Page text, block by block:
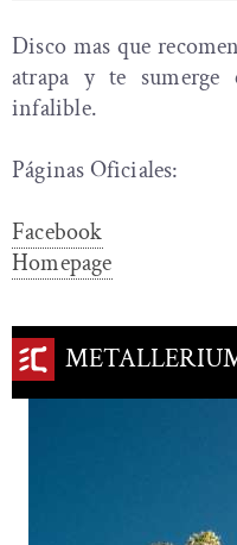
Disco mas que
atrapa y te sumerge
infalible.
Páginas Oficiales:
Facebook
Homepage